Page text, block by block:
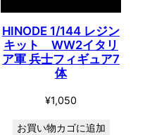
HINODE 1/144 レジン
キット WW2イタリ
ア軍 兵士フィギュア7
体
¥1,050
お買い物カゴに追加